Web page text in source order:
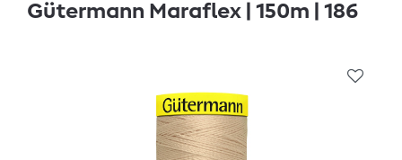
Gütermann Maraflex | 150m | 186